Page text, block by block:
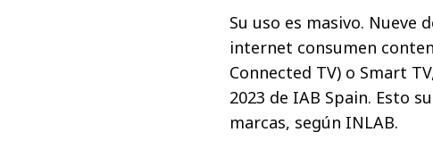
Su uso es masivo. Nueve
internet consumen
Connected TV) o Smart
2023 de IAB Spain. Esto
marcas, según INLAB.